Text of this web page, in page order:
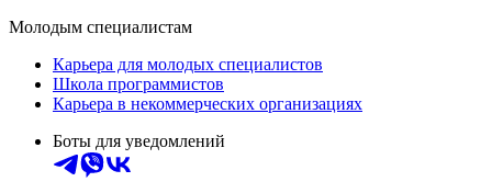
Молодым специалистам
Карьера для молодых специалистов
Школа программистов
Карьера в некоммерческих организациях
Боты для уведомлений